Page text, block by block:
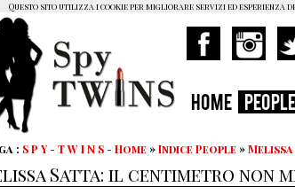
HOME PEOPLE
: S P Y - T W I N S - Home »Indice People »
Satta: il centimetro non
Questo sito utilizza i cookie per migliorare servizi ed esperienza